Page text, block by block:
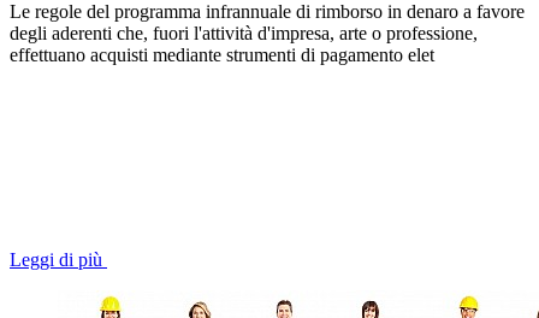
Le regole del programma infrannuale di rimborso in denaro a favore
degli aderenti che, fuori l'attività d'impresa, arte o professione,
effettuano acquisti mediante strumenti di pagamento elet
Leggi di più